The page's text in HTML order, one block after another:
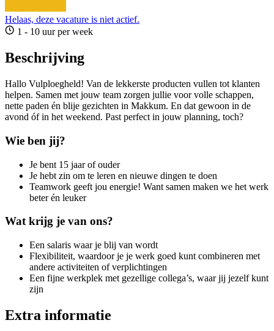
Helaas, deze vacature is niet actief.
1 - 10 uur per week
Beschrijving
Hallo Vulploegheld! Van de lekkerste producten vullen tot klanten
helpen. Samen met jouw team zorgen jullie voor volle schappen,
nette paden én blije gezichten in Makkum. En dat gewoon in de
avond óf in het weekend. Past perfect in jouw planning, toch?
Wie ben jij?
Je bent 15 jaar of ouder
Je hebt zin om te leren en nieuwe dingen te doen
Teamwork geeft jou energie! Want samen maken we het werk
beter én leuker
Wat krijg je van ons?
Een salaris waar je blij van wordt
Flexibiliteit, waardoor je je werk goed kunt combineren met
andere activiteiten of verplichtingen
Een fijne werkplek met gezellige collega’s, waar jij jezelf kunt
zijn
Extra informatie